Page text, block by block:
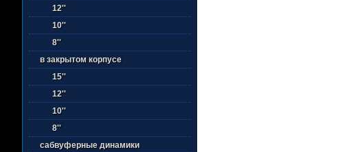
12''
10''
8''
в закрытом корпусе
15''
12''
10''
8''
сабвуферные динамики